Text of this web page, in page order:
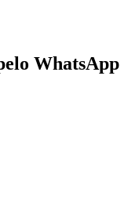
WhatsApp